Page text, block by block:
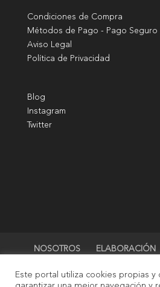
Condiciones de Compra
Métodos de Pago - Pago Seguro
Aviso Legal
Política de Privacidad
Blog
Instagram
Twitter
NOSOTROS ELABORACIÓN
0,00 €
Este portal utiliza cookies propias